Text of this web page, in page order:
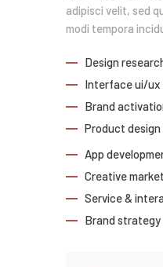
adipisci velit, sed
modi tempora
Design
Interface ui/ux
Brand
Product
App
Creative
Service &
Brand strategy